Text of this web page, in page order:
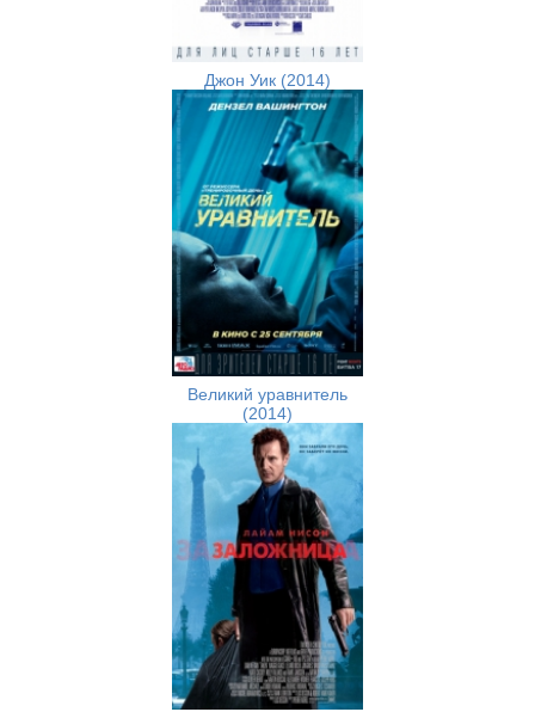
Джон Уик (2014)
Великий уравнитель
(2014)